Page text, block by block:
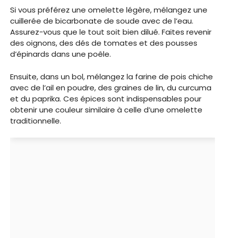
Si vous préférez une omelette légère, mélangez une
cuillerée de bicarbonate de soude avec de l’eau.
Assurez-vous que le tout soit bien dilué. Faites revenir
des oignons, des dés de tomates et des pousses
d’épinards dans une poêle.
Ensuite, dans un bol, mélangez la farine de pois chiche
avec de l’ail en poudre, des graines de lin, du curcuma
et du paprika. Ces épices sont indispensables pour
obtenir une couleur similaire à celle d’une omelette
traditionnelle.